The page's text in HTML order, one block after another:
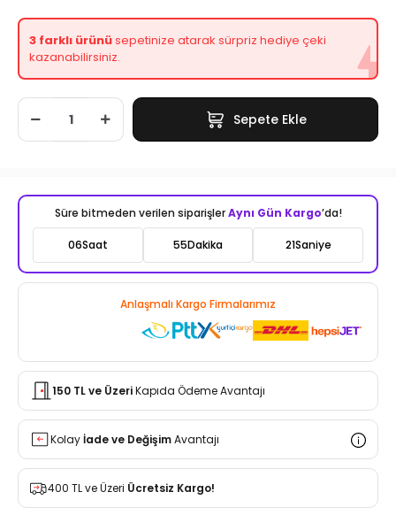
3 farklı ürünüsepetinize atarak sürpriz hediye çeki
kazanabilirsiniz.
Sepete Ekle
Süre bitmeden verilen siparişlerAynı Gün Kargo’da!
06Saat 55Dakika 19Saniye
Anlaşmalı Kargo Firmalarımız
150 TL ve ÜzeriKapıda Ödeme Avantajı
Kolayİade ve DeğişimAvantajı
400 TL ve Üzeri Ücretsiz Kargo!